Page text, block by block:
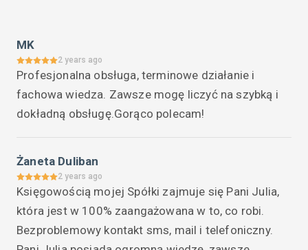
MK
2 years ago
Profesjonalna obsługa, terminowe działanie i
fachowa wiedza. Zawsze mogę liczyć na szybką i
dokładną obsługę.Gorąco polecam!
Żaneta Duliban
2 years ago
Księgowością mojej Spółki zajmuje się Pani Julia,
która jest w 100% zaangażowana w to, co robi.
Bezproblemowy kontakt sms, mail i telefoniczny.